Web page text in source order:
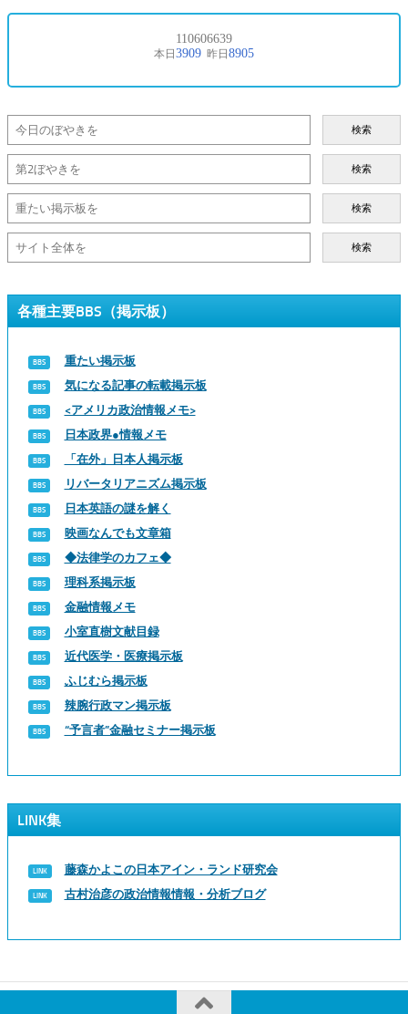
検索
検索
検索
検索
各種主要BBS（掲示板）
重たい掲示板
気になる記事の転載掲示板
<アメリカ政治情報メモ>
日本政界●情報メモ
「在外」日本人掲示板
リバータリアニズム掲示板
日本英語の謎を解く
映画なんでも文章箱
◆法律学のカフェ◆
理科系掲示板
金融情報メモ
小室直樹文献目録
近代医学・医療掲示板
ふじむら掲示板
辣腕行政マン掲示板
“予言者”金融セミナー掲示板
LINK集
藤森かよこの日本アイン・ランド研究会
古村治彦の政治情報情報・分析ブログ